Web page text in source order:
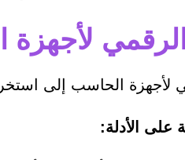
الرقمي
لأجهزة الحاسب إلى
على الأدلة: